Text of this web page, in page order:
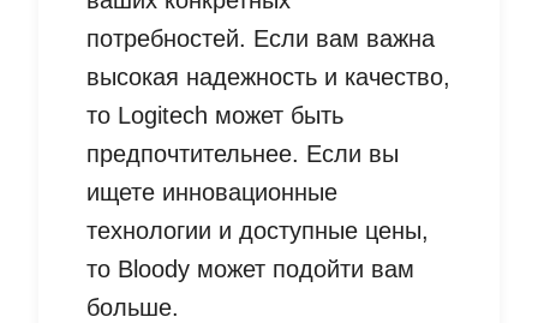
потребностей. Если вам важна
высокая надежность и качество,
то Logitech может быть
предпочтительнее. Если вы
ищете инновационные
технологии и доступные цены,
то Bloody может подойти вам
больше.